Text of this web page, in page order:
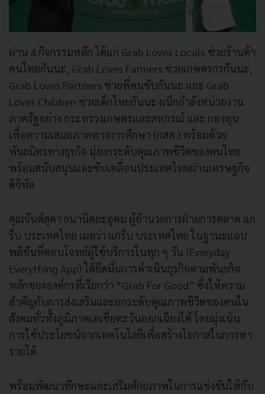
ผ่าน 4 กิจกรรมหลัก ได้แก่ Grab Loves Locals ช่วยร้านค้า
คนไทยกันนะ, Grab Loves Farmers ช่วยเกษตรกรกันนะ,
Grab Loves Partners ช่วยพี่คนขับกันนะ และ Grab
Loves Children ช่วยเด็กไทยกันนะ ผนึกกำลังหน่วยงาน
ภาครัฐอย่าง กระทรวงเกษตรและสหกรณ์ และ กองทุน
เพื่อความเสมอภาคทางการศึกษา (กสศ.) พร้อมด้วย
พันธมิตรทางธุรกิจ มุ่งยกระดับคุณภาพชีวิตของคนไทย
พร้อมสนับสนุนและขับเคลื่อนประเทศไทยผ่านเศรษฐกิจ
ดิจิทัล
คุณจันต์สุดา ธนานิตยะอุดม ผู้อํานวยการฝ่ายการตลาด แก
ร็บ ประเทศไทย เผยว่า แกร็บ ประเทศไทย ในฐานะแอป
พลิชันที่ตอบโจทย์ผู้ใช้บริการในทุก ๆ วัน (Everyday
Everything App) ได้ยึดมั่นการดำเนินธุรกิจตามพันธกิจ
หลักขององค์กรที่เรียกว่า “Grab For Good” ซึ่งให้ความ
สำคัญกับการส่งเสริมและยกระดับคุณภาพชีวิตของคนใน
สังคมทั่วทั้งภูมิภาคเอเชียตะวันออกเฉียงใต้ โดยมุ่งเน้น
การใช้ประโยชน์จากเทคโนโลยีเพื่อสร้างโอกาสในการหา
รายได้
พร้อมพัฒนาทักษะและเสริมศักยภาพในการแข่งขันให้กับ